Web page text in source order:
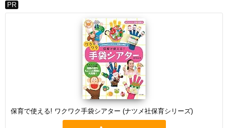
PR
保育で使える! ワクワク手袋シアター (ナツメ社保育シリーズ)